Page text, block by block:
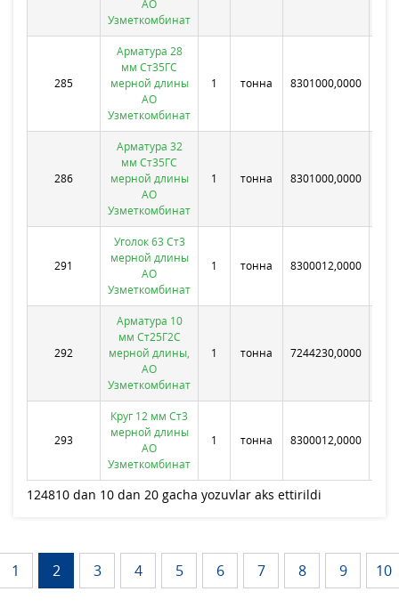
АО
Узметкомбинат
285
Арматура 28
мм Ст35ГС
мерной длины
АО
Узметкомбинат
1 тонна 8301000,0000
286
Арматура 32
мм Ст35ГС
мерной длины
АО
Узметкомбинат
1 тонна 8301000,0000
291
Уголок 63 Ст3
мерной длины
АО
Узметкомбинат
1 тонна 8300012,0000
292
Арматура 10
мм Ст25Г2С
мерной длины,
АО
Узметкомбинат
1 тонна 7244230,0000
293
Круг 12 мм Ст3
мерной длины
АО
Узметкомбинат
1 тонна 8300012,0000
124810 dan 10 dan 20 gacha yozuvlar aks ettirildi
1 2 3 4 5 6 7 8 9 10